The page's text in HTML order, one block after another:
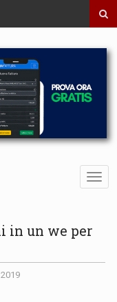
in un we per